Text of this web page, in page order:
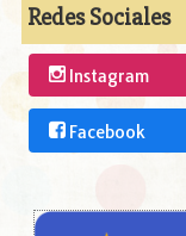
Redes Sociales
Instagram
Facebook